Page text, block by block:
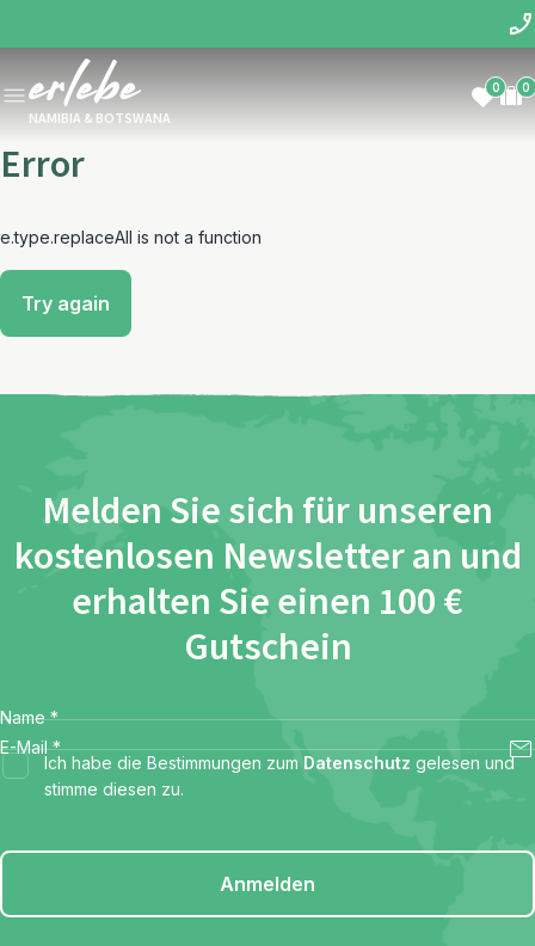
NAMIBIA & BOTSWANA
0 0
Error
e.type.replaceAll is not a function
Try again
Melden Sie sich für unseren
kostenlosen Newsletter an und
erhalten Sie einen 100 €
Gutschein
Name *
E-Mail *
Ich habe die Bestimmungen zum Datenschutz gelesen und
stimme diesen zu.
Anmelden